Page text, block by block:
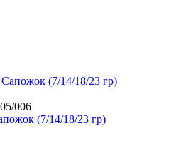
006
(7/14/18/23 гр)